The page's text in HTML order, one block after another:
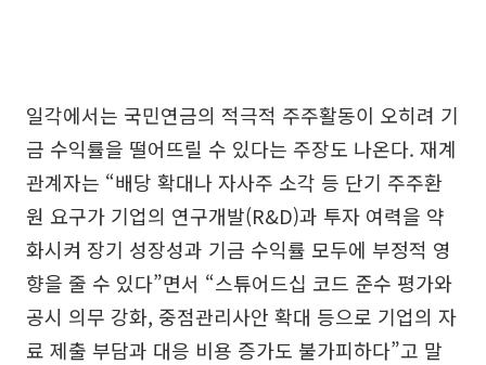
일각에서는 국민연금의 적극적 주주활동이 오히려 기
금 수익률을 떨어뜨릴 수 있다는 주장도 나온다. 재계
관계자는 “배당 확대나 자사주 소각 등 단기 주주환
원 요구가 기업의 연구개발(R&D)과 투자 여력을 약
화시켜 장기 성장성과 기금 수익률 모두에 부정적 영
향을 줄 수 있다”면서 “스튜어드십 코드 준수 평가와
공시 의무 강화, 중점관리사안 확대 등으로 기업의 자
료 제출 부담과 대응 비용 증가도 불가피하다”고 말